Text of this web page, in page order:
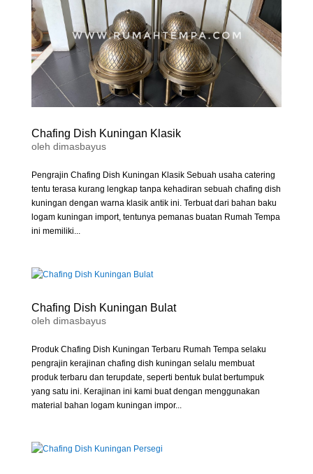
Chafing Dish Kuningan Klasik
oleh dimasbayus
Pengrajin Chafing Dish Kuningan Klasik Sebuah usaha catering
tentu terasa kurang lengkap tanpa kehadiran sebuah chafing dish
kuningan dengan warna klasik antik ini. Terbuat dari bahan baku
logam kuningan import, tentunya pemanas buatan Rumah Tempa
ini memiliki...
Chafing Dish Kuningan Bulat
oleh dimasbayus
Produk Chafing Dish Kuningan Terbaru Rumah Tempa selaku
pengrajin kerajinan chafing dish kuningan selalu membuat
produk terbaru dan terupdate, seperti bentuk bulat bertumpuk
yang satu ini. Kerajinan ini kami buat dengan menggunakan
material bahan logam kuningan impor...